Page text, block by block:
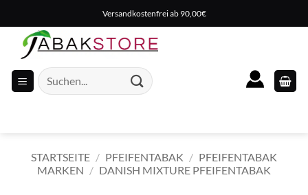
Inhalt
springen
Versandkostenfrei ab 90,00€
Suche
nach:
STARTSEITE / PFEIFENTABAK / PFEIFENTABAK
MARKEN / DANISH MIXTURE PFEIFENTABAK